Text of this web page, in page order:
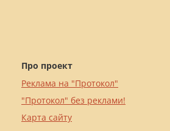
Про проект
Реклама на "Протокол"
"Протокол" без реклами!
Карта сайту